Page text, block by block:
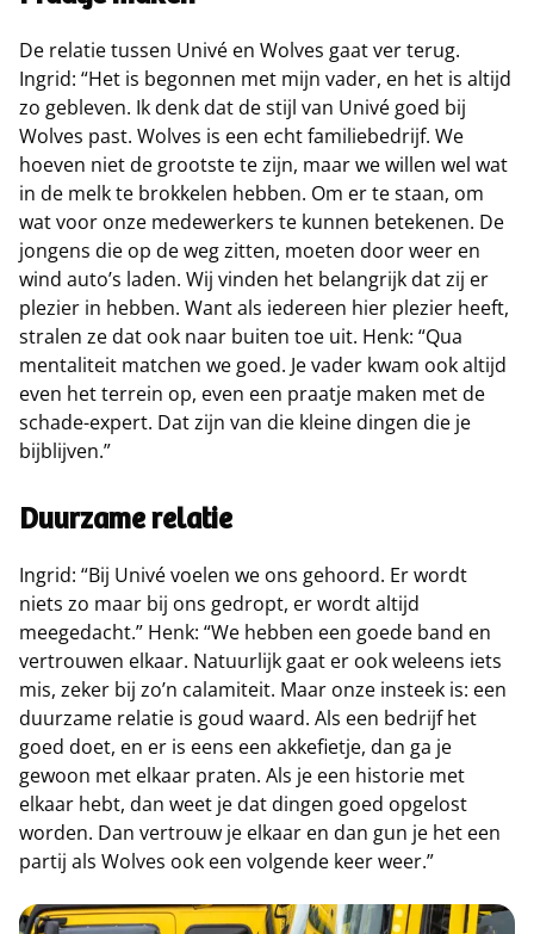
De relatie tussen Univé en Wolves gaat ver terug.
Ingrid: “Het is begonnen met mijn vader, en het is altijd
zo gebleven. Ik denk dat de stijl van Univé goed bij
Wolves past. Wolves is een echt familiebedrijf. We
hoeven niet de grootste te zijn, maar we willen wel wat
in de melk te brokkelen hebben. Om er te staan, om
wat voor onze medewerkers te kunnen betekenen. De
jongens die op de weg zitten, moeten door weer en
wind auto’s laden. Wij vinden het belangrijk dat zij er
plezier in hebben. Want als iedereen hier plezier heeft,
stralen ze dat ook naar buiten toe uit. Henk: “Qua
mentaliteit matchen we goed. Je vader kwam ook altijd
even het terrein op, even een praatje maken met de
schade-expert. Dat zijn van die kleine dingen die je
bijblijven.”
Duurzame relatie
Ingrid: “Bij Univé voelen we ons gehoord. Er wordt
niets zo maar bij ons gedropt, er wordt altijd
meegedacht.” Henk: “We hebben een goede band en
vertrouwen elkaar. Natuurlijk gaat er ook weleens iets
mis, zeker bij zo’n calamiteit. Maar onze insteek is: een
duurzame relatie is goud waard. Als een bedrijf het
goed doet, en er is eens een akkefietje, dan ga je
gewoon met elkaar praten. Als je een historie met
elkaar hebt, dan weet je dat dingen goed opgelost
worden. Dan vertrouw je elkaar en dan gun je het een
partij als Wolves ook een volgende keer weer.”